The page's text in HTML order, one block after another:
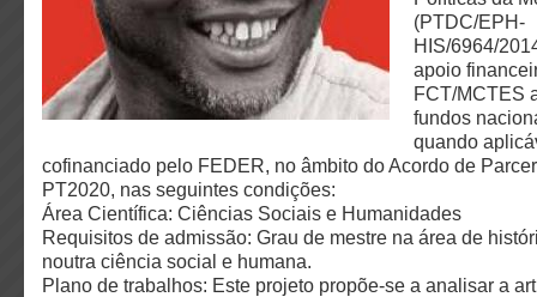
(PTDC/EPH-
HIS/6964/
apoio
FCT/MCTES
fundos
quando
cofinanciado pelo FEDER, no âmbito do Acordo de
PT2020, nas seguintes condições:
Área Científica: Ciências Sociais e Humanidades
Requisitos de admissão: Grau de mestre na área de
noutra ciência social e humana.
Plano de trabalhos: Este projeto propõe-se a analisar a